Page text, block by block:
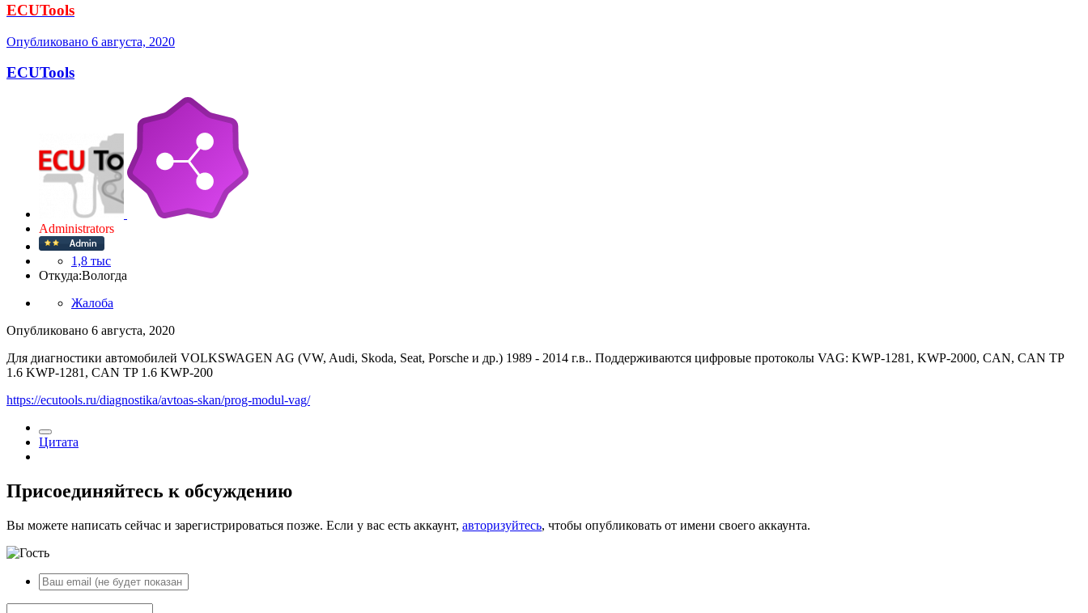
ECUTools
Опубликовано 6 августа, 2020
ECUTools
Administrators
1,8 тыс
Откуда:Вологда
Жалоба
Опубликовано 6 августа, 2020
Для диагностики автомобилей VOLKSWAGEN AG (VW, Audi, Skoda, Seat, Porsche и др.) 1989 - 2014 г.в.. Поддерживаются цифровые протоколы VAG: KWP-1281, KWP-2000, CAN, CAN TP
1.6 KWP-1281, CAN TP 1.6 KWP-200
https://ecutools.ru/diagnostika/avtoas-skan/prog-modul-vag/
Цитата
Присоединяйтесь к обсуждению
Вы можете написать сейчас и зарегистрироваться позже. Если у вас есть аккаунт, авторизуйтесь, чтобы опубликовать от имени своего аккаунта.